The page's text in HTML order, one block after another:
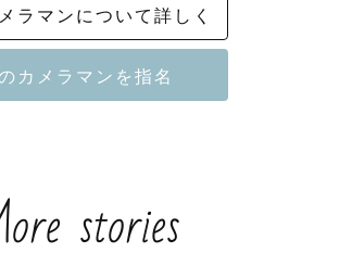
コントラストをしっかりとつけた高
しております！
ラマンについて詳しく
stories